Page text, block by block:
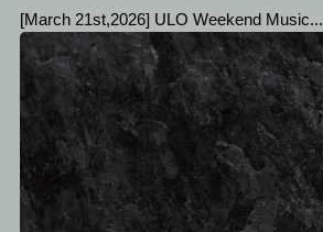
[March 21st,2026] ULO Weekend Music...